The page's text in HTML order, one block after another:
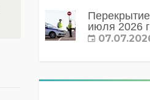
июля 2026